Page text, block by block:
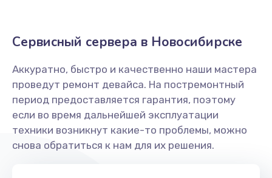
400 руб.
Заказать
Замена слухового динамика
350 руб.
Сервисный сервера в Новосибирске
Аккуратно, быстро и качественно наши мастера
проведут ремонт девайса. На постремонтный
период предоставляется гарантия, поэтому
если во время дальнейшей эксплуатации
техники возникнут какие-то проблемы, можно
снова обратиться к нам для их решения.